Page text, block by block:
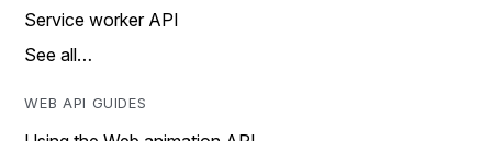
Service worker API
See all…
WEB API GUIDES